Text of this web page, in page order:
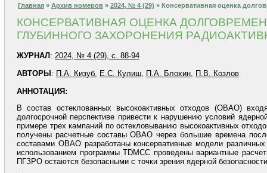
Главная » Архив номеров » 2024, № 4 (29) » Консервативная оценка
КОНСЕРВАТИВНАЯ ОЦЕНКА
ГЛУБИННОГО ЗАХОРОНЕНИЯ
ЖУРНАЛ : 2024, № 4 (29), с. 88-94
АВТОРЫ : П.А. Кизуб, Е.С. Кулиш, П.А. Блохин, П.В. Козлов
АННОТАЦИЯ:
В состав остеклованных высокоактивных отходов (ОВАО)
долгосрочной перспективе привести к нарушению условий
примере трех кампаний по остекловыванию высокоактивных
получены расчетные составы ОВАО через большие времена
составами ОВАО разработаны консервативные модели
использованием программы TDMCC проведены вариантные
ПГЗРО остаются безопасными с точки зрения ядерной